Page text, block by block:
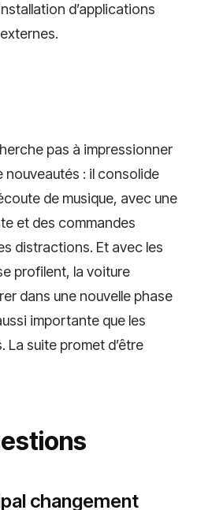
d’applications
pas à impressionner
nouveautés : il consolide
de musique, avec une
et des commandes
distractions. Et avec les
profilent, la voiture
dans une nouvelle phase
importante que les
suite promet d’être
changement